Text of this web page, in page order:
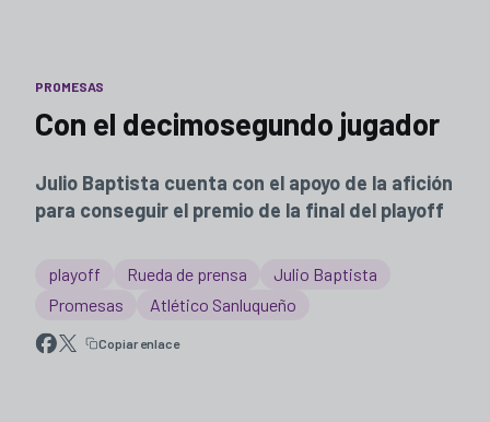
PROMESAS
Con el decimosegundo jugador
Julio Baptista cuenta con el apoyo de la afición
para conseguir el premio de la final del playoff
playoff Rueda de prensa
Julio Baptista
Promesas
Atlético Sanluqueño
Copiar enlace